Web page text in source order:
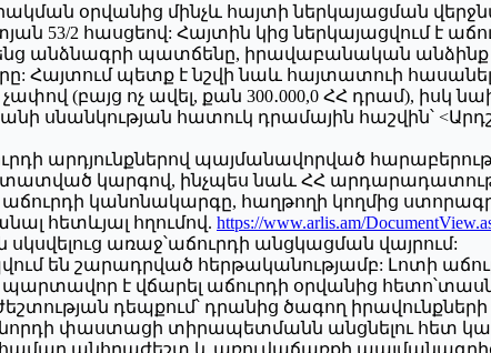
օրվանից մինչև հայտի ներկայացման
53/2 հասցեով: Հայտին կից ներկայացվում է
անձնագրի պատճենը, իրավաբանական
պետք է նշվի նաև հայտատուի
(բայց ոչ ավել, քան 300․000,0 ՀՀ դրամ), իսկ
հատուկ դրամային հաշվին՝
արդյունքներով պայմանավորված
կարգով, ինչպես նաև ՀՀ
կանոնակարգը, հաղթողի կողմից
հետևյալ հղումով. https://www.arlis.am/
առաջ՝աճուրդի անցկացման վայրում:
են շարադրված հերթականությամբ: Լոտի
է վճարել աճուրդի օրվանից
դեպքում՝ դրանից ծագող
փաստացի տիրապետմանն անցնելու հետ
անհրաժեշտ և առուվաճառքի